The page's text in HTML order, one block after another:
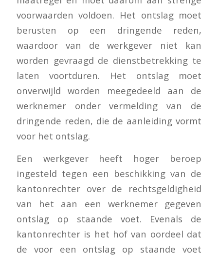
voorwaarden voldoen. Het ontslag moet
berusten op een dringende reden,
waardoor van de werkgever niet kan
worden gevraagd de dienstbetrekking te
laten voortduren. Het ontslag moet
onverwijld worden meegedeeld aan de
werknemer onder vermelding van de
dringende reden, die de aanleiding vormt
voor het ontslag.
Een werkgever heeft hoger beroep
ingesteld tegen een beschikking van de
kantonrechter over de rechtsgeldigheid
van het aan een werknemer gegeven
ontslag op staande voet. Evenals de
kantonrechter is het hof van oordeel dat
de voor een ontslag op staande voet